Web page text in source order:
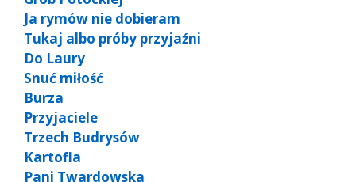
Ja rymów nie dobieram
Tukaj albo próby przyjaźni
Do Laury
Snuć miłość
Burza
Przyjaciele
Trzech Budrysów
Kartofla
Pani Twardowska